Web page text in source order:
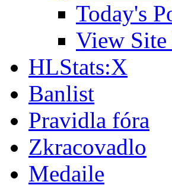
Today's
View Site
HLStats:X
Banlist
Pravidla fóra
Zkracovadlo
Medaile